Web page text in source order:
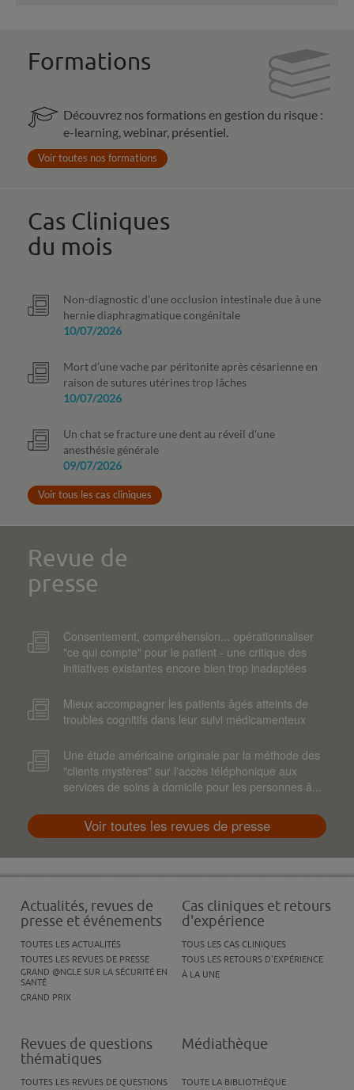
Formations
Découvrez nos formations en gestion du risque :
e-learning, webinar, présentiel.
Voir toutes nos formations
Cas Cliniques
du mois
Non-diagnostic d’une occlusion intestinale due à une
hernie diaphragmatique congénitale
10/07/2026
Mort d’une vache par péritonite après césarienne en
raison de sutures utérines trop lâches
10/07/2026
Un chat se fracture une dent au réveil d'une
anesthésie générale
09/07/2026
Voir tous les cas cliniques
Revue de
presse
Consentement, compréhension... opérationnaliser
"ce qui compte" pour le patient - une critique des
initiatives existantes encore bien trop inadaptées
Mieux accompagner les patients âgés atteints de
troubles cognitifs dans leur suivi médicamenteux
Une étude américaine originale par la méthode des
"clients mystères" sur l'accès téléphonique aux
services de soins à domicile pour les personnes â...
Voir toutes les revues de presse
Actualités, revues de
presse et événements
TOUTES LES ACTUALITÉS
TOUTES LES REVUES DE PRESSE
GRAND @NGLE SUR LA SÉCURITÉ EN
SANTÉ
GRAND PRIX
Cas cliniques et retours
d'expérience
TOUS LES CAS CLINIQUES
TOUS LES RETOURS D'EXPÉRIENCE
À LA UNE
Revues de questions
thématiques
TOUTES LES REVUES DE QUESTIONS
Médiathèque
TOUTE LA BIBLIOTHÈQUE